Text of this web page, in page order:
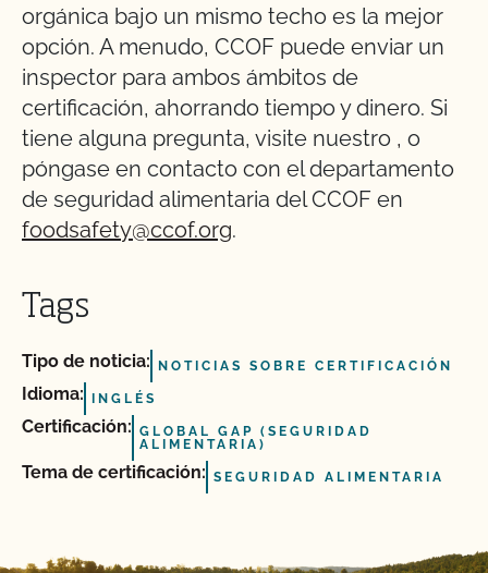
orgánica bajo un mismo techo es la mejor
opción. A menudo, CCOF puede enviar un
inspector para ambos ámbitos de
certificación, ahorrando tiempo y dinero. Si
tiene alguna pregunta, visite nuestro , o
póngase en contacto con el departamento
de seguridad alimentaria del CCOF en
foodsafety@ccof.org.
Tags
Tipo de noticia: NOTICIAS SOBRE CERTIFICACIÓN
Idioma: INGLÉS
Certificación: GLOBAL GAP (SEGURIDAD
ALIMENTARIA)
Tema de certificación: SEGURIDAD ALIMENTARIA